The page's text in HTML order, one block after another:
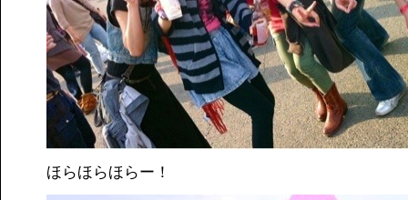
ほらほらほらー！